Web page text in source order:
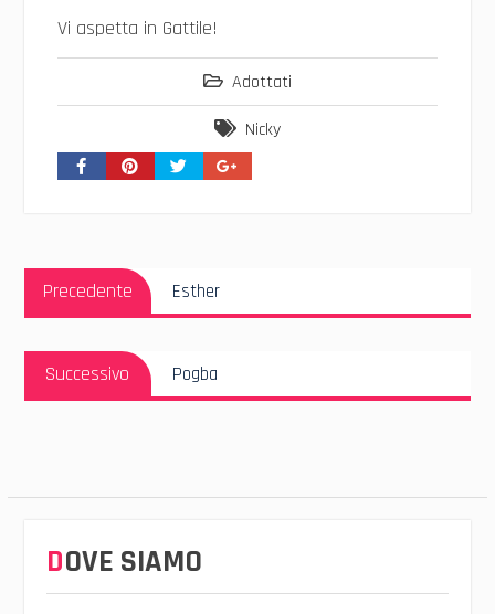
Vi aspetta in Gattile!
Adottati
Nicky
Navigazione
articoli
Precedente
Precedente:
Esther
Successivo
Successivo:
Pogba
DOVE SIAMO